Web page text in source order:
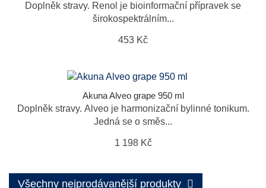
Doplněk stravy. Renol je bioinformační přípravek se
širokospektrálním...
453 Kč
Akuna Alveo grape 950 ml
Doplněk stravy. Alveo je harmonizační bylinné tonikum.
Jedná se o směs...
1 198 Kč
Všechny nejprodávanější produkty